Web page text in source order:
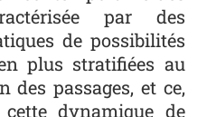
par des
de possibilités
plus stratifiées au
passages, et ce,
dynamique de